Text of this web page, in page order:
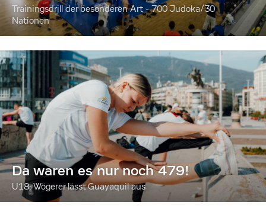
Trainingsdrill der besonderen Art - 700 Judoka/30
Nationen
Da waren es nur noch 479!
U18: Wögerer lässt Guayaquil aus